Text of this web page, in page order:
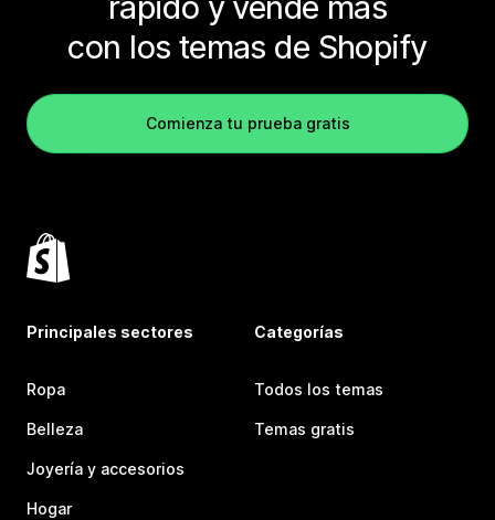
con los temas de Shopify
Comienza tu prueba gratis
Principales sectores
Ropa
Belleza
Joyería y accesorios
Hogar
Categorías
Todos los temas
Temas gratis